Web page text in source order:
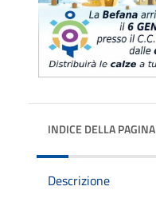
INDICE DELLA PAGINA
Descrizione